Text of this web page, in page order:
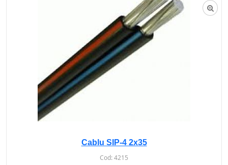
Cablu SIP-4 2x35
Cod:4215